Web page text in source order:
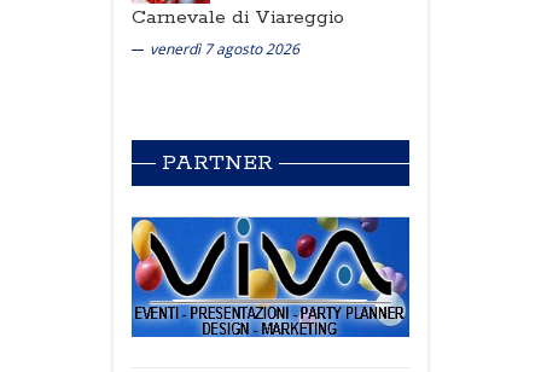
Carnevale di Viareggio
venerdì 7 agosto 2026
PARTNER